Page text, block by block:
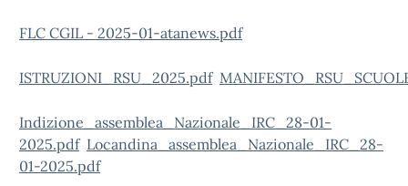
FLC CGIL - 2025-01-atanews.pdf
ISTRUZIONI_RSU_2025.pdf
Indizione_assemblea_Nazionale_IRC_28-01-
2025.pdf Locandina_assemblea_Nazionale_IRC_28-
01-2025.pdf